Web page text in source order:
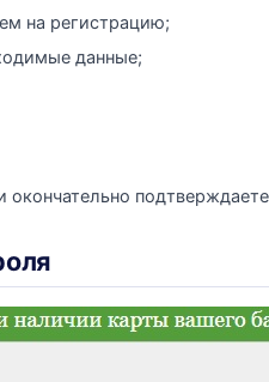
на регистрацию;
данные;
окончательно